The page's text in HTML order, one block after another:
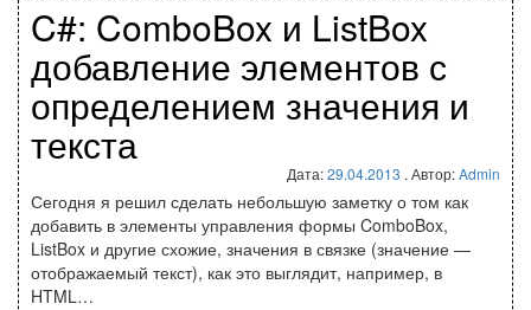
C#: ComboBox и ListBox
добавление элементов с
определением значения и
текста
Дата:29.04.2013 . Автор:Admin
Сегодня я решил сделать небольшую заметку о том как
добавить в элементы управления формы ComboBox,
ListBox и другие схожие, значения в связке (значение —
отображаемый текст), как это выглядит, например, в
HTML…